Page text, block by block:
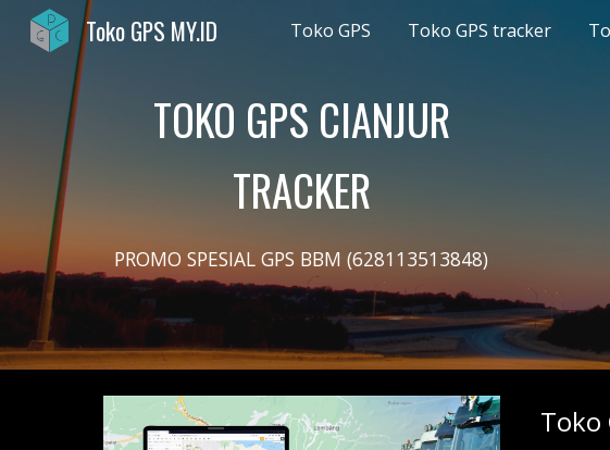
Skip to main
Toko GPS MY.ID Toko GPS Toko GPS tracker
TOKO GPS CIANJUR
TRACKER
PROMO SPESIAL GPS BBM (628113513848)
Toko